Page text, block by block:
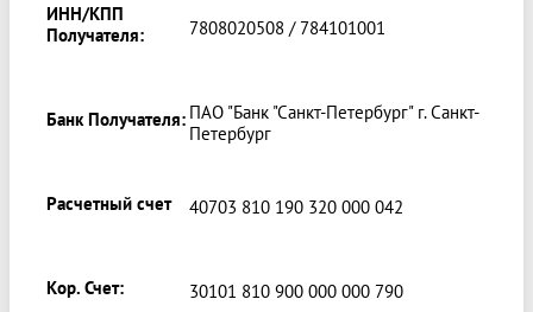
ИНН/КПП
Получателя:
7808020508 / 784101001
Банк Получателя: ПАО "Банк "Санкт-Петербург" г. Санкт-
Петербург
Расчетный счет 40703 810 190 320 000 042
Кор. Счет: 30101 810 900 000 000 790